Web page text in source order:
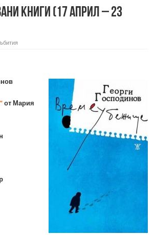
книги (17 април – 23
от Мария